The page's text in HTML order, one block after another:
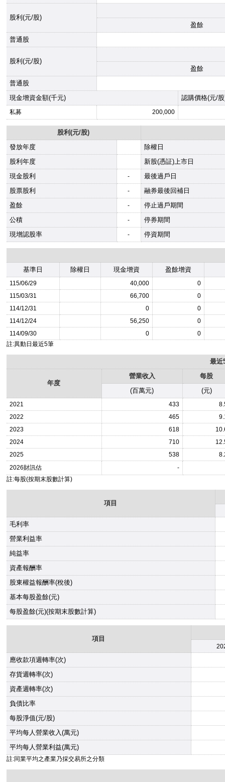
股利(元/股)
盈餘
普通股
股利(元/股)
盈餘
普通股
現金增資金額(千元)
認購價格(元/
私募 200,000
股利(元/股)
發放年度
除權日
股利年度
新股(憑証)上市日
現金股利
-
最後過戶日
股票股利
-
融券最後回補日
盈餘
-
停止過戶期間
公積
-
停券期間
現增認股率
- 停資期間
基準日 除權日 現金增資 盈餘增資
115/06/29 40,000
0
115/03/31
66,700
0
114/12/31
0
0
114/12/24
56,250
0
114/09/30
0
0
註:異動日最近5筆
最近
年度
營業收入
每股
(百萬元)
(元)
2021 433
2022
465
2023
618
2024
710
2025
538
2026財訊估
-
註:每股(按期末股數計算)
項目
毛利率
營業利益率
純益率
資產報酬率
股東權益報酬率(稅後)
基本每股盈餘(元)
每股盈餘(元)(按期末股數計算)
項目
應收款項週轉率(次)
存貨週轉率(次)
資產週轉率(次)
負債比率
每股淨值(元/股)
平均每人營業收入(萬元)
平均每人營業利益(萬元)
註:同業平均之產業乃採交易所之分類